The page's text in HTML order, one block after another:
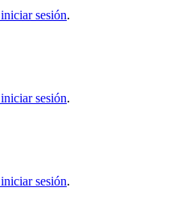
iniciar sesión.
iniciar sesión.
iniciar sesión.